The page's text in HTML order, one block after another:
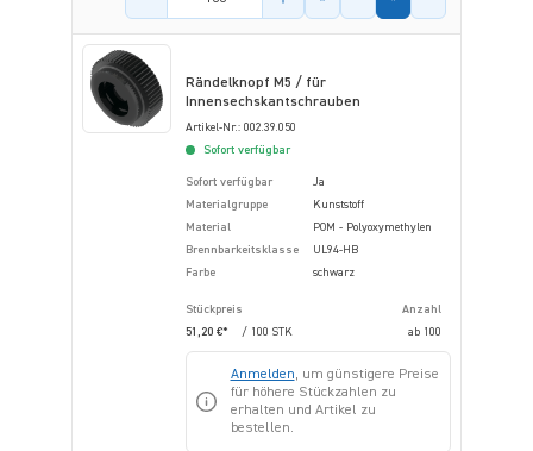
Rändelknopf M5 / für
Innensechskantschrauben
Artikel-Nr.: 002.39.050
Sofort verfügbar
Sofort verfügbar
Ja
Materialgruppe
Kunststoff
Material
POM - Polyoxymethylen
Brennbarkeitsklasse
UL94-HB
Farbe
schwarz
Stückpreis
Anzahl
51,20 €*
/ 100 STK ab 100
Anmelden, um günstigere Preise
für höhere Stückzahlen zu
erhalten und Artikel zu
bestellen.